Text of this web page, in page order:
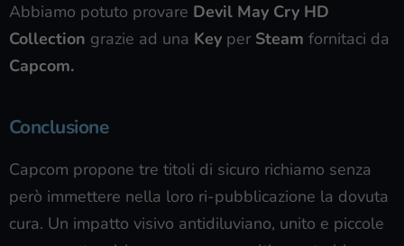
Abbiamo potuto provare Devil May Cry HD
Collection grazie ad una Key per Steam fornitaci da
Capcom.
Conclusione
Capcom propone tre titoli di sicuro richiamo senza
però immettere nella loro ri-pubblicazione la dovuta
cura. Un impatto visivo antidiluviano, unito e piccole